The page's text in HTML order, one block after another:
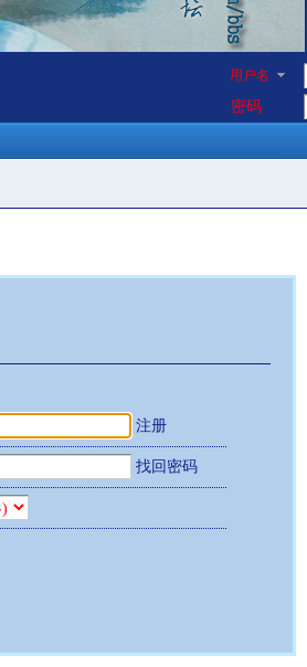
用户名
密码
注册
找回密码